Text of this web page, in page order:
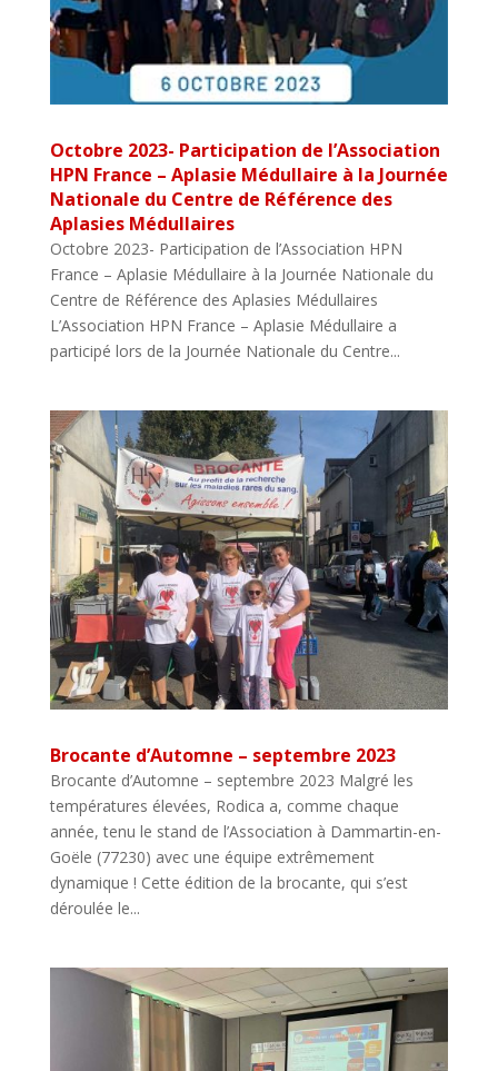
Octobre 2023- Participation de l’Association
HPN France – Aplasie Médullaire à la Journée
Nationale du Centre de Référence des
Aplasies Médullaires
Octobre 2023- Participation de l’Association HPN
France – Aplasie Médullaire à la Journée Nationale du
Centre de Référence des Aplasies Médullaires
L’Association HPN France – Aplasie Médullaire a
participé lors de la Journée Nationale du Centre...
Brocante d’Automne – septembre 2023
Brocante d’Automne – septembre 2023 Malgré les
températures élevées, Rodica a, comme chaque
année, tenu le stand de l’Association à Dammartin-en-
Goële (77230) avec une équipe extrêmement
dynamique ! Cette édition de la brocante, qui s’est
déroulée le...